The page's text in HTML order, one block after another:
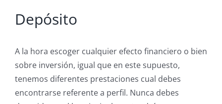
Depósito
A la hora escoger cualquier efecto financiero o bien
sobre inversión, igual que en este supuesto,
tenemos diferentes prestaciones cual debes
encontrarse referente a perfil. Nunca debes